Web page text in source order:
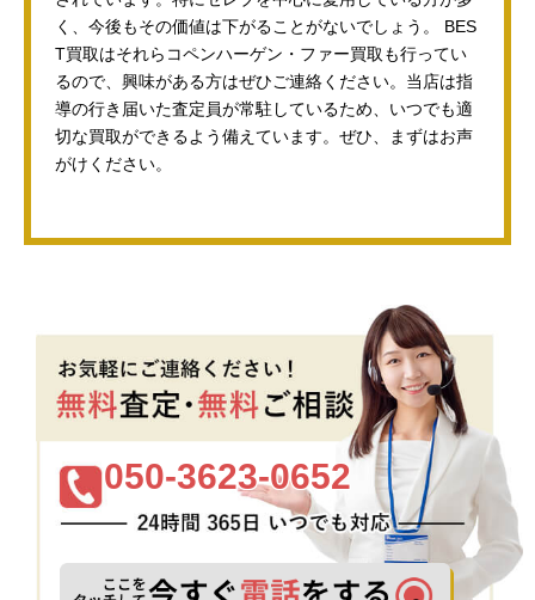
く、今後もその価値は下がることがないでしょう。 BES
T買取はそれらコペンハーゲン・ファー買取も行ってい
るので、興味がある方はぜひご連絡ください。当店は指
導の行き届いた査定員が常駐しているため、いつでも適
切な買取ができるよう備えています。ぜひ、まずはお声
がけください。
050-3623-0652